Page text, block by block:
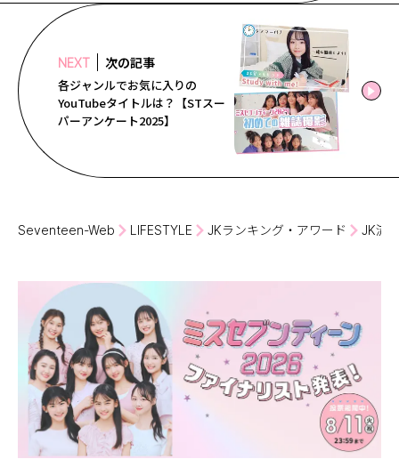
NEXT 次の記事
各ジャンルでお気に入りの
YouTubeタイトルは？【STスー
パーアンケート2025】
Seventeen-Web LIFESTYLE JKランキング・アワード JK流